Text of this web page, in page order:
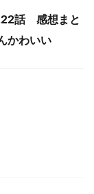
話 感想まと
わいい